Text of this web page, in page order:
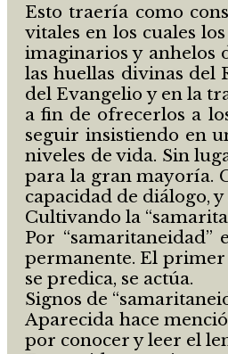
Esto traería como
vitales en los cuales
imaginarios y anhelos
las huellas divinas del
del Evangelio y en la
a fin de ofrecerlos a
seguir insistiendo en
niveles de vida. Sin
para la gran mayoría.
capacidad de diálogo,
Cultivando la
Por
permanente. El primer
se predica, se actúa.
Signos de
Aparecida hace
por conocer y leer el